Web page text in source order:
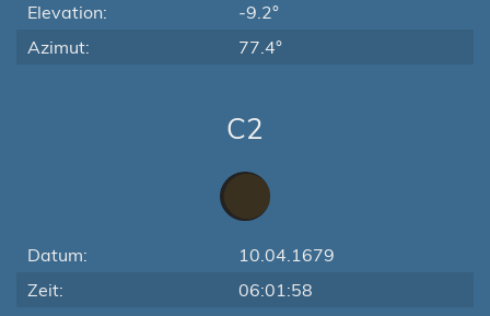
Elevation:
-9.2°
Azimut:
77.4°
C2
Datum:
10.04.1679
Zeit:
06:01:58